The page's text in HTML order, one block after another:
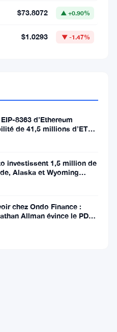
$73.8072 ▲ +0.90%
$1.0293 ▼ -1.47%
8363 d’Ethereum
de 41,5 millions d’ETH
investissent 1,5 million de
Alaska et Wyoming
Michigan
chez Ondo Finance :
Allman évince le PDG
juillet